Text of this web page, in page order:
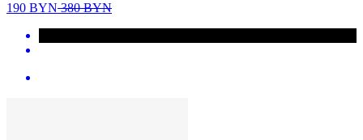
190 BYN380BYN